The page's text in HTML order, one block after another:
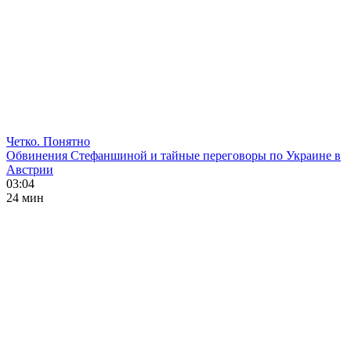
Четко. Понятно
Обвинения Стефаншиной и тайные переговоры по Украине в
Австрии
03:04
24 мин